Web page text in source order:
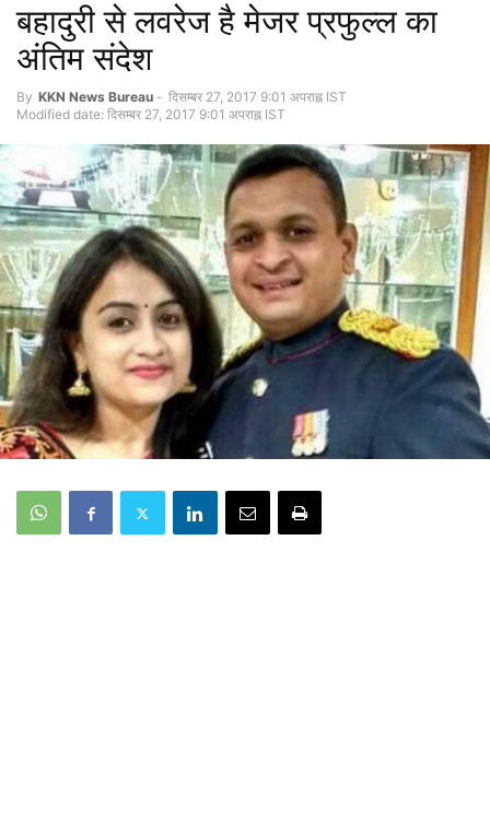
बहादुरी से लवरेज है मेजर प्रफुल्ल का
अंतिम संदेश
By KKN News Bureau - दिसम्बर 27, 2017 9:01 अपराह्न IST
Modified date: दिसम्बर 27, 2017 9:01 अपराह्न IST